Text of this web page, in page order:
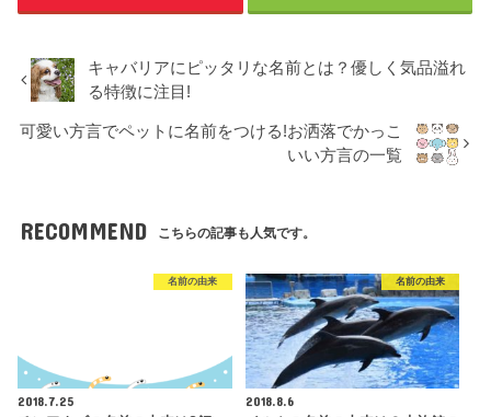
キャバリアにピッタリな名前とは？優しく気品溢れ
る特徴に注目!
可愛い方言でペットに名前をつける!お洒落でかっこ
いい方言の一覧
RECOMMEND こちらの記事も人気です。
名前の由来
2018.7.25
名前の由来
2018.8.6